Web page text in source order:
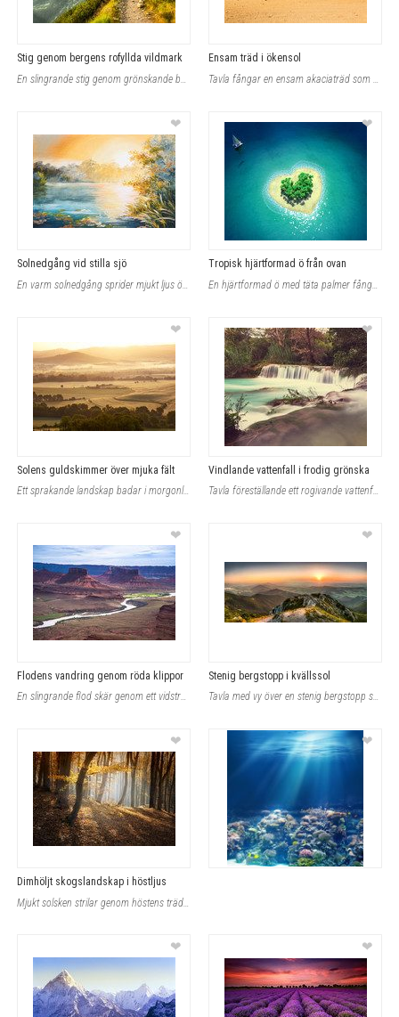
Stig genom bergens rofyllda vildmark
En slingrande stig genom grönskande buskar och klippor leder ögat mot höga, robu
Ensam träd i ökensol
Tavla fångar en ensam akaciaträd som står stolt mitt i det vidsträckta ökenlands
❤
Solnedgång vid stilla sjö
En varm solnedgång sprider mjukt ljus över en spegelblank sjö med lövträd och va
❤
Tropisk hjärtformad ö från ovan
En hjärtformad ö med täta palmer fångas i en stilla drönarvy över turkost, klart
❤
Solens guldskimmer över mjuka fält
Ett sprakande landskap badar i morgonljusets varma, gyllene toner som sakta svep
❤
Vindlande vattenfall i frodig grönska
Tavla föreställande ett rogivande vattenfall som sakta flyter över steniga kante
❤
Flodens vandring genom röda klippor
En slingrande flod skär genom ett vidsträckt ökenlandskap där solbelysta klippfo
❤
Stenig bergstopp i kvällssol
Tavla med vy över en stenig bergstopp som breder ut sig mot avlägsna kullar unde
❤
Dimhöljt skogslandskap i höstljus
❤
❤ ❤